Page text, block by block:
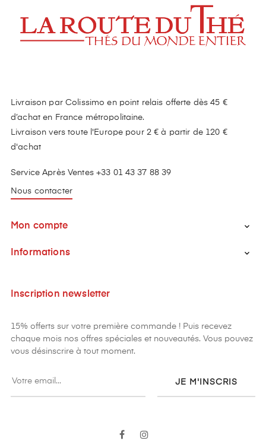
Livraison par Colissimo en point relais offerte dès 45 €
d’achat en France métropolitaine.
Livraison vers toute l'Europe pour 2 € à partir de 120 €
d'achat
Service Après Ventes +33 01 43 37 88 39
Nous contacter
Mon compte 
Informations 
Inscription newsletter
15% offerts sur votre première commande ! Puis recevez
chaque mois nos offres spéciales et nouveautés. Vous pouvez
vous désinscrire à tout moment.
JE M'INSCRIS
Facebook